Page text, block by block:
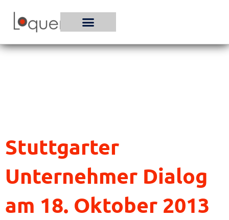
Inhalt
Stuttgarter
Unternehmer Dialog
am 18. Oktober 2013